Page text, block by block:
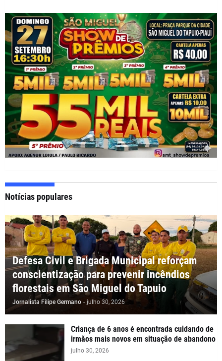
Notícias populares
Defesa Civil e Brigada Municipal reforçam
conscientização para prevenir incêndios
florestais em São Miguel do Tapuio
Jornalista Filipe Germano - julho 30, 2026
Criança de 6 anos é encontrada cuidando de
irmãos mais novos em situação de abandono
julho 30, 2026